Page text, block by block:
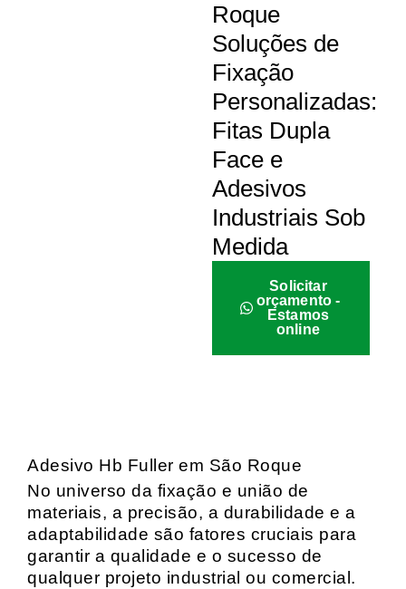
Roque
Soluções de
Fixação
Personalizadas:
Fitas Dupla
Face e
Adesivos
Industriais Sob
Medida
Solicitar
orçamento -
Estamos
online
Adesivo Hb Fuller em São Roque
No universo da fixação e união de
materiais, a precisão, a durabilidade e a
adaptabilidade são fatores cruciais para
garantir a qualidade e o sucesso de
qualquer projeto industrial ou comercial.